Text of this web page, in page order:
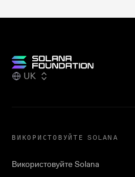
UK
ВИКОРИСТОВУЙТЕ SOLANA
Використовуйте Solana